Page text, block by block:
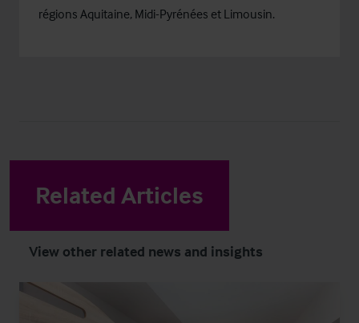
régions Aquitaine, Midi-Pyrénées et Limousin.
Related Articles
View other related news and insights